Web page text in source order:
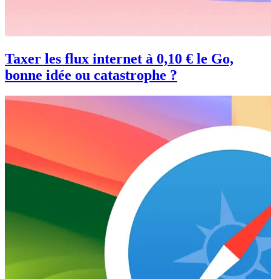
Taxer les flux internet à 0,10 € le Go,
bonne idée ou catastrophe ?